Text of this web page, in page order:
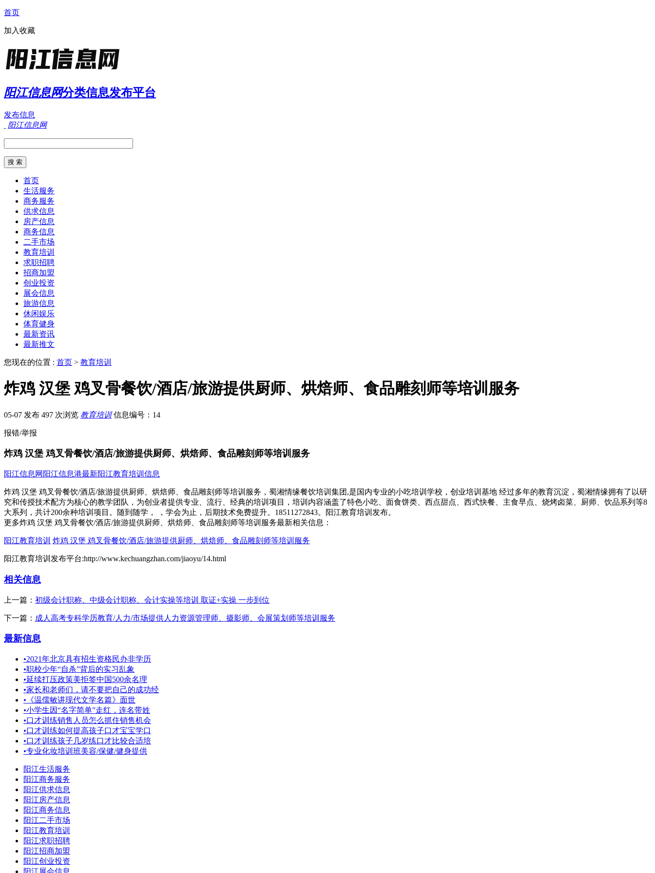
首页
加入收藏
阳江信息网分类信息发布平台
发布信息
阳江信息网
首页
生活服务
商务服务
供求信息
房产信息
商务信息
二手市场
教育培训
求职招聘
招商加盟
创业投资
展会信息
旅游信息
休闲娱乐
体育健身
最新资讯
最新推文
您现在的位置 : 首页 > 教育培训
炸鸡 汉堡 鸡叉骨餐饮/酒店/旅游提供厨师、烘焙师、食品雕刻师等培训服务
05-07 发布 497 次浏览 教育培训 信息编号：14
报错/举报
炸鸡 汉堡 鸡叉骨餐饮/酒店/旅游提供厨师、烘焙师、食品雕刻师等培训服务
阳江信息网 阳江信息港最新阳江教育培训信息
炸鸡 汉堡 鸡叉骨餐饮/酒店/旅游提供厨师、烘焙师、食品雕刻师等培训服务，蜀湘情缘餐饮培训集团,是国内专业的小吃培训学校，创业培训基地 经过多年的教育沉淀，蜀湘情缘拥有了以研
究和传授技术配方为核心的教学团队，为创业者提供专业、流行、经典的培训项目，培训内容涵盖了特色小吃、面食饼类、西点甜点、西式快餐、主食早点、烧烤卤菜、厨师、饮品系列等8
大系列，共计200余种培训项目。随到随学， ，学会为止，后期技术免费提升。18511272843。阳江教育培训发布。
更多炸鸡 汉堡 鸡叉骨餐饮/酒店/旅游提供厨师、烘焙师、食品雕刻师等培训服务最新相关信息：
阳江教育培训 炸鸡 汉堡 鸡叉骨餐饮/酒店/旅游提供厨师、烘焙师、食品雕刻师等培训服务
阳江教育培训发布平台:http://www.kechuangzhan.com/jiaoyu/14.html
相关信息
上一篇： 初级会计职称、中级会计职称、会计实操等培训 取证+实操 一步到位
下一篇： 成人高考专科学历教育/人力/市场提供人力资源管理师、摄影师、会展策划师等培训服务
最新信息
•2021年北京具有招生资格民办非学历
•职校少年“自杀”背后的实习乱象
•延续打压政策美拒签中国500余名理
•家长和老师们，请不要把自己的成功经
• 《温儒敏讲现代文学名篇》面世
•小学生因“名字简单”走红，连名带姓
•口才训练销售人员怎么抓住销售机会
•口才训练如何提高孩子口才宝宝学口
•口才训练孩子几岁练口才比较合适培
•专业化妆培训班美容/保健/健身提供
阳江生活服务
阳江商务服务
阳江供求信息
阳江房产信息
阳江商务信息
阳江二手市场
阳江教育培训
阳江求职招聘
阳江招商加盟
阳江创业投资
阳江展会信息